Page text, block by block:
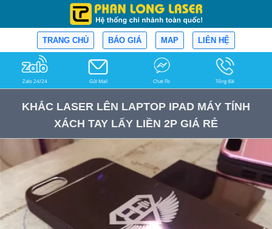
TRANG CHỦ BÁO GIÁ MAP LIÊN HỆ
Zalo 24/24 Gửi Mail Chat Fb Tổng đài
KHẮC LASER LÊN LAPTOP IPAD MÁY TÍNH
XÁCH TAY LẤY LIỀN 2P GIÁ RẺ